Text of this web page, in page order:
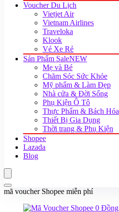
Voucher Du Lịch
Vietjet Air
Vietnam Airlines
Traveloka
Klook
Vé Xe Rẻ
Sản Phẩm SaleNEW
Mẹ và Bé
Chăm Sóc Sức Khỏe
Mỹ phẩm & Làm Đẹp
Nhà cửa & Đời Sống
Phụ Kiện Ô Tô
Thực Phẩm & Bách Hóa
Thiết Bị Gia Dụng
Thời trang & Phụ Kiện
Shopee
Lazada
Blog
mã voucher Shopee miễn phí